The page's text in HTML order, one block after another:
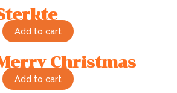
Add to cart
Christmas
Add to cart